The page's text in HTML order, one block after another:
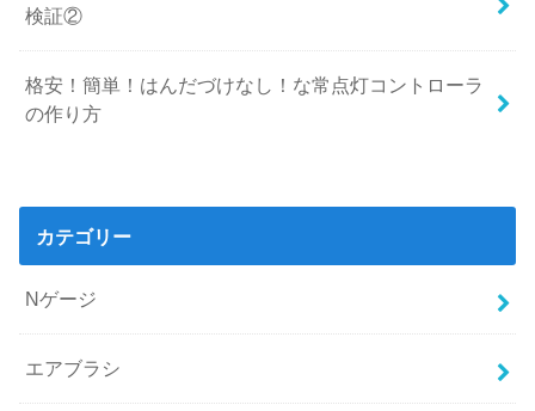
検証②
格安！簡単！はんだづけなし！な常点灯コントローラ
の作り方
カテゴリー
Nゲージ
エアブラシ